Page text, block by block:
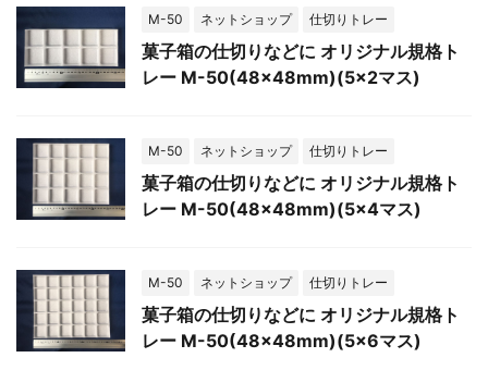
M-50 ネットショップ 仕切りトレー
菓子箱の仕切りなどに オリジナル規格ト
レー M-50(48×48mm)(5×2マス)
M-50 ネットショップ 仕切りトレー
菓子箱の仕切りなどに オリジナル規格ト
レー M-50(48×48mm)(5×4マス)
M-50 ネットショップ 仕切りトレー
菓子箱の仕切りなどに オリジナル規格ト
レー M-50(48×48mm)(5×6マス)